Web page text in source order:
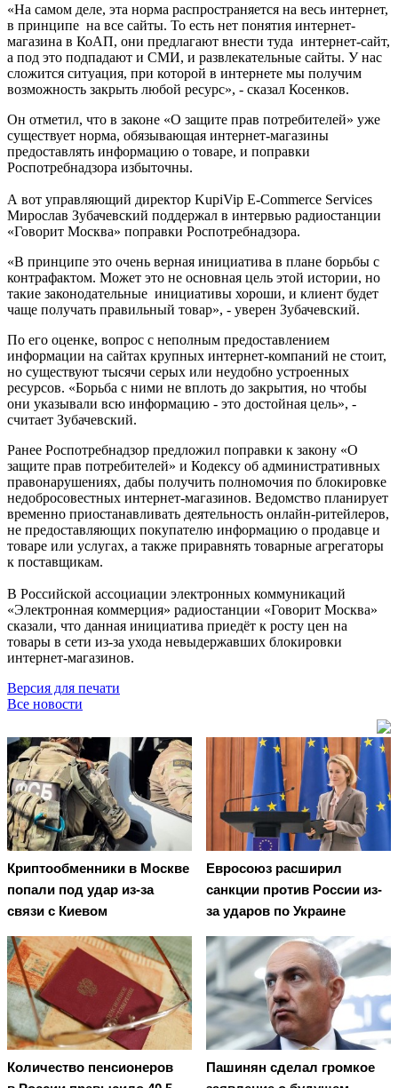
«На самом деле, эта норма распространяется на весь интернет,
в принципе на все сайты. То есть нет понятия интернет-
магазина в КоАП, они предлагают внести туда интернет-сайт,
а под это подпадают и СМИ, и развлекательные сайты. У нас
сложится ситуация, при которой в интернете мы получим
возможность закрыть любой ресурс», - сказал Косенков.
Он отметил, что в законе «О защите прав потребителей» уже
существует норма, обязывающая интернет-магазины
предоставлять информацию о товаре, и поправки
Роспотребнадзора избыточны.
А вот управляющий директор KupiVip E-Commerce Services
Мирослав Зубачевский поддержал в интервью радиостанции
«Говорит Москва» поправки Роспотребнадзора.
«В принципе это очень верная инициатива в плане борьбы с
контрафактом. Может это не основная цель этой истории, но
такие законодательные инициативы хороши, и клиент будет
чаще получать правильный товар», - уверен Зубачевский.
По его оценке, вопрос с неполным предоставлением
информации на сайтах крупных интернет-компаний не стоит,
но существуют тысячи серых или неудобно устроенных
ресурсов. «Борьба с ними не вплоть до закрытия, но чтобы
они указывали всю информацию - это достойная цель», -
считает Зубачевский.
Ранее Роспотребнадзор предложил поправки к закону «О
защите прав потребителей» и Кодексу об административных
правонарушениях, дабы получить полномочия по блокировке
недобросовестных интернет-магазинов. Ведомство планирует
временно приостанавливать деятельность онлайн-ритейлеров,
не предоставляющих покупателю информацию о продавце и
товаре или услугах, а также приравнять товарные агрегаторы
к поставщикам.
В Российской ассоциации электронных коммуникаций
«Электронная коммерция» радиостанции «Говорит Москва»
сказали, что данная инициатива приедёт к росту цен на
товары в сети из-за ухода невыдержавших блокировки
интернет-магазинов.
Версия для печати
Все новости
Криптообменники в Москве
попали под удар из-за
связи с Киевом
Евросоюз расширил
санкции против России из-
за ударов по Украине
Количество пенсионеров
Пашинян сделал громкое